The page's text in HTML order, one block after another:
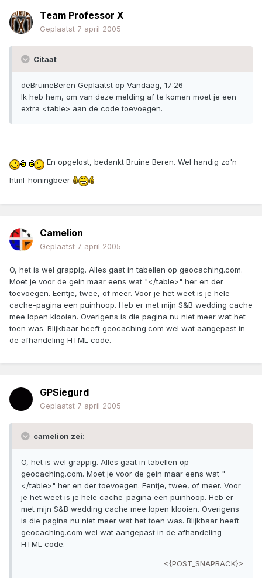
Team Professor X
Geplaatst 7 april 2005
Citaat
deBruineBeren Geplaatst op Vandaag, 17:26
Ik heb hem, om van deze melding af te komen moet je een
extra <table> aan de code toevoegen.
En opgelost, bedankt Bruine Beren. Wel handig zo'n
html-honingbeer
Camelion
Geplaatst 7 april 2005
O, het is wel grappig. Alles gaat in tabellen op geocaching.com.
Moet je voor de gein maar eens wat "</table>" her en der
toevoegen. Eentje, twee, of meer. Voor je het weet is je hele
cache-pagina een puinhoop. Heb er met mijn S&B wedding cache
mee lopen klooien. Overigens is die pagina nu niet meer wat het
toen was. Blijkbaar heeft geocaching.com wel wat aangepast in
de afhandeling HTML code.
GPSiegurd
Geplaatst 7 april 2005
camelion zei:
O, het is wel grappig. Alles gaat in tabellen op
geocaching.com. Moet je voor de gein maar eens wat "
</table>" her en der toevoegen. Eentje, twee, of meer. Voor
je het weet is je hele cache-pagina een puinhoop. Heb er
met mijn S&B wedding cache mee lopen klooien. Overigens
is die pagina nu niet meer wat het toen was. Blijkbaar heeft
geocaching.com wel wat aangepast in de afhandeling
HTML code.
<{POST_SNAPBACK}>